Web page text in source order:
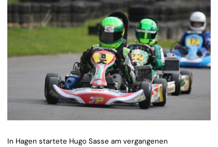
In Hagen startete Hugo Sasse am vergangenen